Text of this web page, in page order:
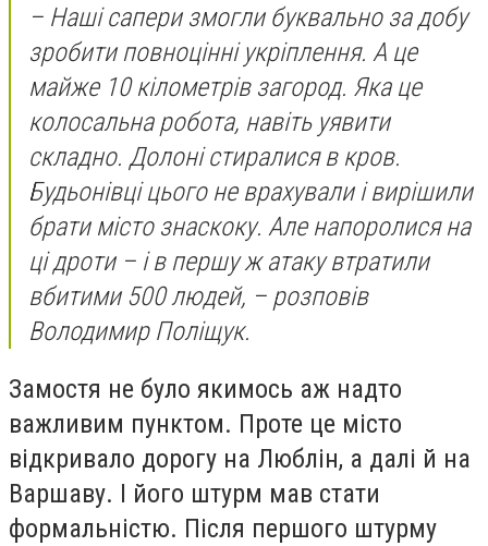
– Наші сапери змогли буквально за добу
зробити повноцінні укріплення. А це
майже 10 кілометрів загород. Яка це
колосальна робота, навіть уявити
складно. Долоні стиралися в кров.
Будьонівці цього не врахували і вирішили
брати місто знаскоку. Але напоролися на
ці дроти – і в першу ж атаку втратили
вбитими 500 людей, – розповів
Володимир Поліщук.
Замостя не було якимось аж надто
важливим пунктом. Проте це місто
відкривало дорогу на Люблін, а далі й на
Варшаву. І його штурм мав стати
формальністю. Після першого штурму